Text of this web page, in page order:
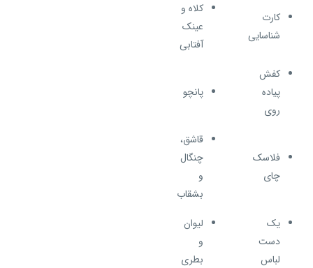
کارت
شناسایی
کلاه و
عینک
آفتابی
کفش
پیاده
روی
پانچو
فلاسک
چای
قاشق،
چنگال
و
بشقاب
یک
دست
لباس
لیوان
و
بطری